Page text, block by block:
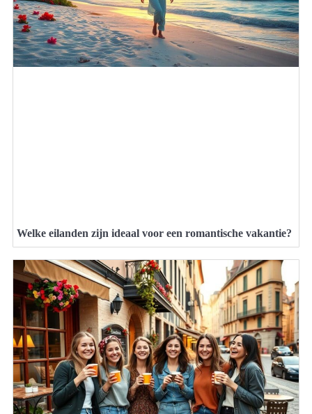
Welke eilanden zijn ideaal voor een romantische vakantie?